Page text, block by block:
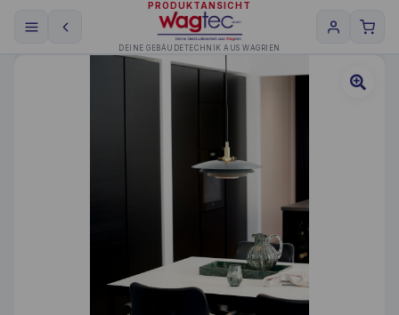
PRODUKTANSICHT
DEINE GEBÄUDETECHNIK AUS WAGRIEN